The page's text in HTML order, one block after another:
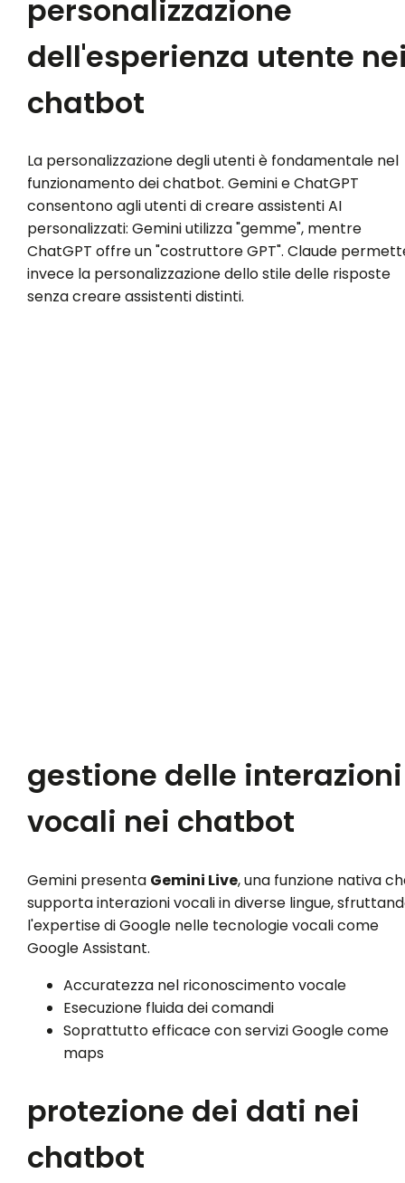
personalizzazione
dell'esperienza utente
chatbot
La personalizzazione degli utenti è fondamentale nel
funzionamento dei chatbot. Gemini e ChatGPT
consentono agli utenti di creare assistenti AI
personalizzati: Gemini utilizza "gemme", mentre
ChatGPT offre un "costruttore GPT". Claude
invece la personalizzazione dello stile delle risposte
senza creare assistenti distinti.
gestione delle interazioni
vocali nei chatbot
Gemini presenta Gemini Live, una funzione nativa
supporta interazioni vocali in diverse lingue,
l'expertise di Google nelle tecnologie vocali come
Google Assistant.
Accuratezza nel riconoscimento vocale
Esecuzione fluida dei comandi
Soprattutto efficace con servizi Google come
maps
protezione dei dati nei
chatbot